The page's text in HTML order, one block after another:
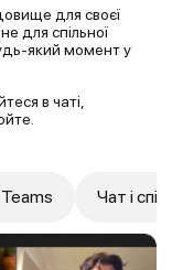
для своєї
для спільної
який момент у
в чаті,
Чат і